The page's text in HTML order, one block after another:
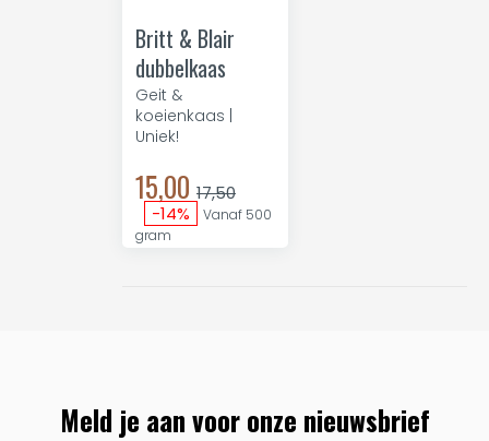
Britt & Blair
dubbelkaas
Geit &
koeienkaas |
Uniek!
15,00 17,50
-14%
Vanaf 500
gram
Meld je aan voor onze nieuwsbrief